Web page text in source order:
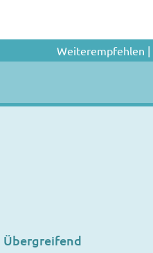
Weiterempfehlen |
Übergreifend